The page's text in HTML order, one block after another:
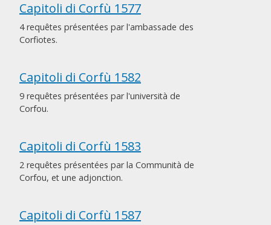
Capitoli di Corfù 1577
4 requêtes présentées par l'ambassade des
Corfiotes.
Capitoli di Corfù 1582
9 requêtes présentées par l'università de
Corfou.
Capitoli di Corfù 1583
2 requêtes présentées par la Communità de
Corfou, et une adjonction.
Capitoli di Corfù 1587